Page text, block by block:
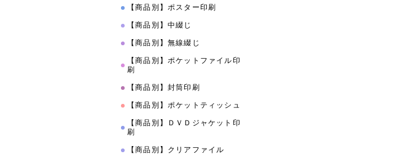
【商品別】ポスター印刷
【商品別】中綴じ
【商品別】無線綴じ
【商品別】ポケットファイル印
刷
【商品別】封筒印刷
【商品別】ポケットティッシュ
【商品別】ＤＶＤジャケット印
刷
【商品別】クリアファイル